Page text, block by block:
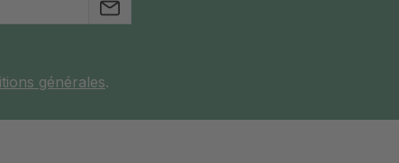
générales.